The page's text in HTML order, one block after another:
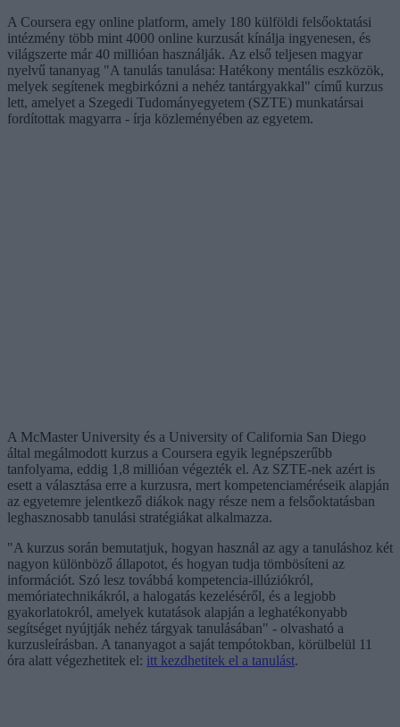
A Coursera egy online platform, amely 180 külföldi felsőoktatási
intézmény több mint 4000 online kurzusát kínálja ingyenesen, és
világszerte már 40 millióan használják. Az első teljesen magyar
nyelvű tananyag "A tanulás tanulása: Hatékony mentális eszközök,
melyek segítenek megbirkózni a nehéz tantárgyakkal" című kurzus
lett, amelyet a Szegedi Tudományegyetem (SZTE) munkatársai
fordítottak magyarra - írja közleményében az egyetem.
A McMaster University és a University of California San Diego
által megálmodott kurzus a Coursera egyik legnépszerűbb
tanfolyama, eddig 1,8 millióan végezték el. Az SZTE-nek azért is
esett a választása erre a kurzusra, mert kompetenciaméréseik alapján
az egyetemre jelentkező diákok nagy része nem a felsőoktatásban
leghasznosabb tanulási stratégiákat alkalmazza.
"A kurzus során bemutatjuk, hogyan használ az agy a tanuláshoz két
nagyon különböző állapotot, és hogyan tudja tömbösíteni az
információt. Szó lesz továbbá kompetencia-illúziókról,
memóriatechnikákról, a halogatás kezeléséről, és a legjobb
gyakorlatokról, amelyek kutatások alapján a leghatékonyabb
segítséget nyújtják nehéz tárgyak tanulásában" - olvasható a
kurzusleírásban. A tananyagot a saját tempótokban, körülbelül 11
óra alatt végezhetitek el: itt kezdhetitek el a tanulást.